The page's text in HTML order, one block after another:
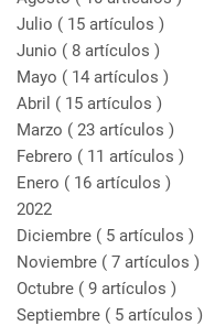
Julio ( 15 artículos )
Junio ( 8 artículos )
Mayo ( 14 artículos )
Abril ( 15 artículos )
Marzo ( 23 artículos )
Febrero ( 11 artículos )
Enero ( 16 artículos )
2022
Diciembre ( 5 artículos )
Noviembre ( 7 artículos )
Octubre ( 9 artículos )
Septiembre ( 5 artículos )